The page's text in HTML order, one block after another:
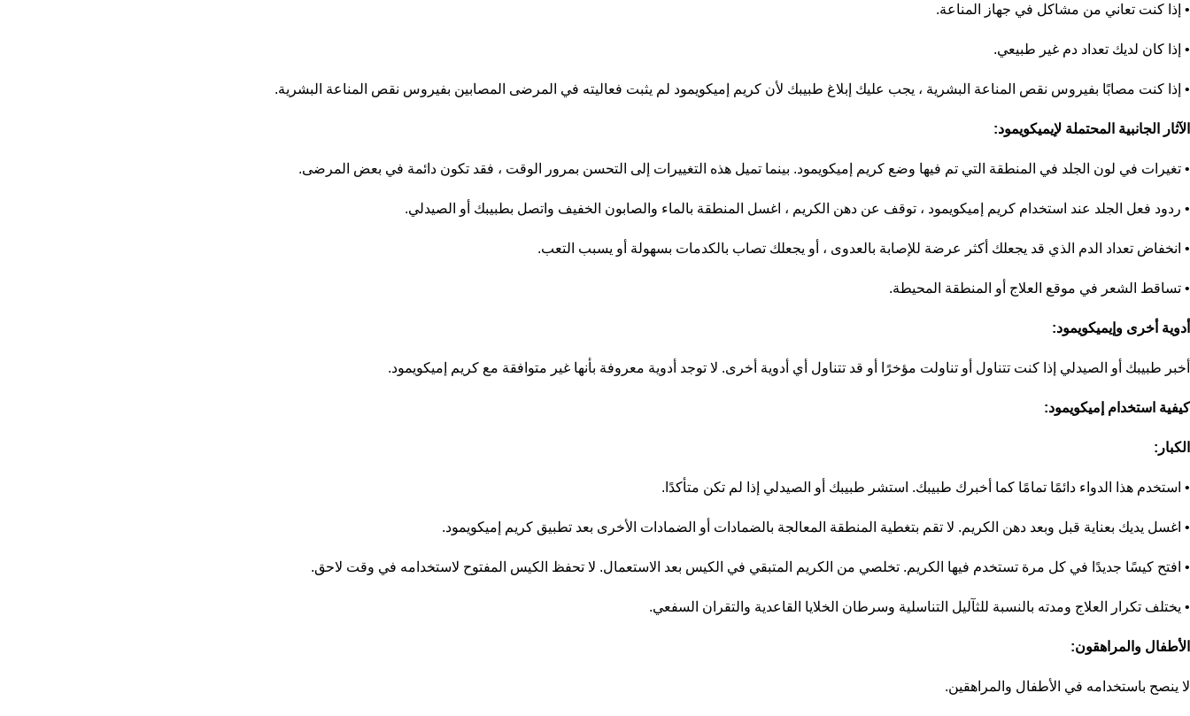
• إذا كنت تعاني من مشاكل في جهاز المناعة.
• إذا كان لديك تعداد دم غير طبيعي.
• إذا كنت مصابًا بفيروس نقص المناعة البشرية ، يجب عليك إبلاغ طبيبك لأن كريم إميكويمود لم يثبت فعاليته في المرضى المصابين بفيروس نقص المناعة البشرية.
الآثار الجانبية المحتملة لإيميكويمود:
• تغيرات في لون الجلد في المنطقة التي تم فيها وضع كريم إميكويمود. بينما تميل هذه التغييرات إلى التحسن بمرور الوقت ، فقد تكون دائمة في بعض المرضى.
• ردود فعل الجلد عند استخدام كريم إميكويمود ، توقف عن دهن الكريم ، اغسل المنطقة بالماء والصابون الخفيف واتصل بطبيبك أو الصيدلي.
• انخفاض تعداد الدم الذي قد يجعلك أكثر عرضة للإصابة بالعدوى ، أو يجعلك تصاب بالكدمات بسهولة أو يسبب التعب.
• تساقط الشعر في موقع العلاج أو المنطقة المحيطة.
أدوية أخرى وإيميكويمود:
أخبر طبيبك أو الصيدلي إذا كنت تتناول أو تناولت مؤخرًا أو قد تتناول أي أدوية أخرى. لا توجد أدوية معروفة بأنها غير متوافقة مع كريم إميكويمود.
كيفية استخدام إميكويمود:
الكبار:
• استخدم هذا الدواء دائمًا تمامًا كما أخبرك طبيبك. استشر طبيبك أو الصيدلي إذا لم تكن متأكدًا.
• اغسل يديك بعناية قبل وبعد دهن الكريم. لا تقم بتغطية المنطقة المعالجة بالضمادات أو الضمادات الأخرى بعد تطبيق كريم إميكويمود.
• افتح كيسًا جديدًا في كل مرة تستخدم فيها الكريم. تخلصي من الكريم المتبقي في الكيس بعد الاستعمال. لا تحفظ الكيس المفتوح لاستخدامه في وقت لاحق.
• يختلف تكرار العلاج ومدته بالنسبة للثآليل التناسلية وسرطان الخلايا القاعدية والتقران السفعي.
الأطفال والمراهقون:
لا ينصح باستخدامه في الأطفال والمراهقين.